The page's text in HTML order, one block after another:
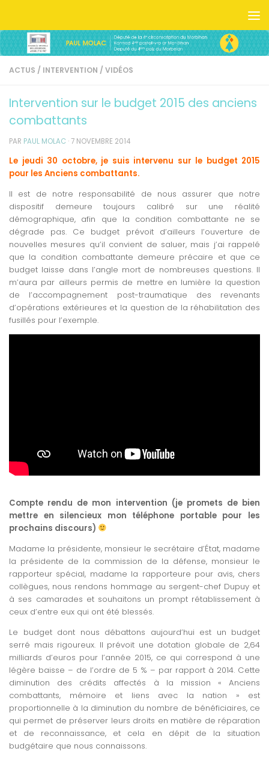
ACTUS / INTERVENTION / VIDÉOS
Intervention sur le budget 2015 des anciens
combattants
PAR PAUL MOLAC ·7 NOVEMBRE 2014
Le jeudi 30 octobre, je suis intervenu sur le budget 2015
pour les Anciens combattants.
Il est de notre responsabilité de nous assurer que notre
dispositif demeure toujours calibré sur une réalité
démographique, afin que la condition combattante ne se
dégrade pas. Ce budget prévoit d’ailleurs l’ouverture de
nouvelles mesures qu’il convient de saluer, mais j’ai rappelé
que la condition combattante demeure précaire et que ce
budget laisse dans l’angle mort de nombreuses questions. Il
m’aura par ailleurs permis de mettre en lumière la question
de l’accompagnement post-traumatique des revenants
d’opérations extérieures et la question de la réhabilitation des
fusillés pour l’exemple.
Compte rendu de mon intervention (je promets de bien
mettre en silencieux mon téléphone portable pour les
prochains discours)
Madame la présidente, monsieur le secrétaire d’État, madame
la présidente de la commission de la défense, monsieur le
rapporteur spécial, madame la rapporteure pour avis, chers
collègues, nous rendons hommage au sergent-chef Dupuy et
à ses camarades et souhaitons un prompt rétablissement à
ceux d’entre eux qui ont été blessés.
Le budget dont nous débattons aujourd’hui est un budget
serré mais rigoureux. Il prévoit une dotation globale de 2,64
milliards d’euros pour l’année 2015, ce qui correspond à une
légère baisse – de l’ordre de 5 % – par rapport à 2014. Cette
diminution des crédits affectés à la mission « Anciens
combattants, mémoire et liens avec la nation » est
proportionnelle à la diminution du nombre de bénéficiaires, ce
qui permet de préserver leurs droits en matière de réparation
et de reconnaissance, et cela en dépit de la situation
budgétaire que nous connaissons.